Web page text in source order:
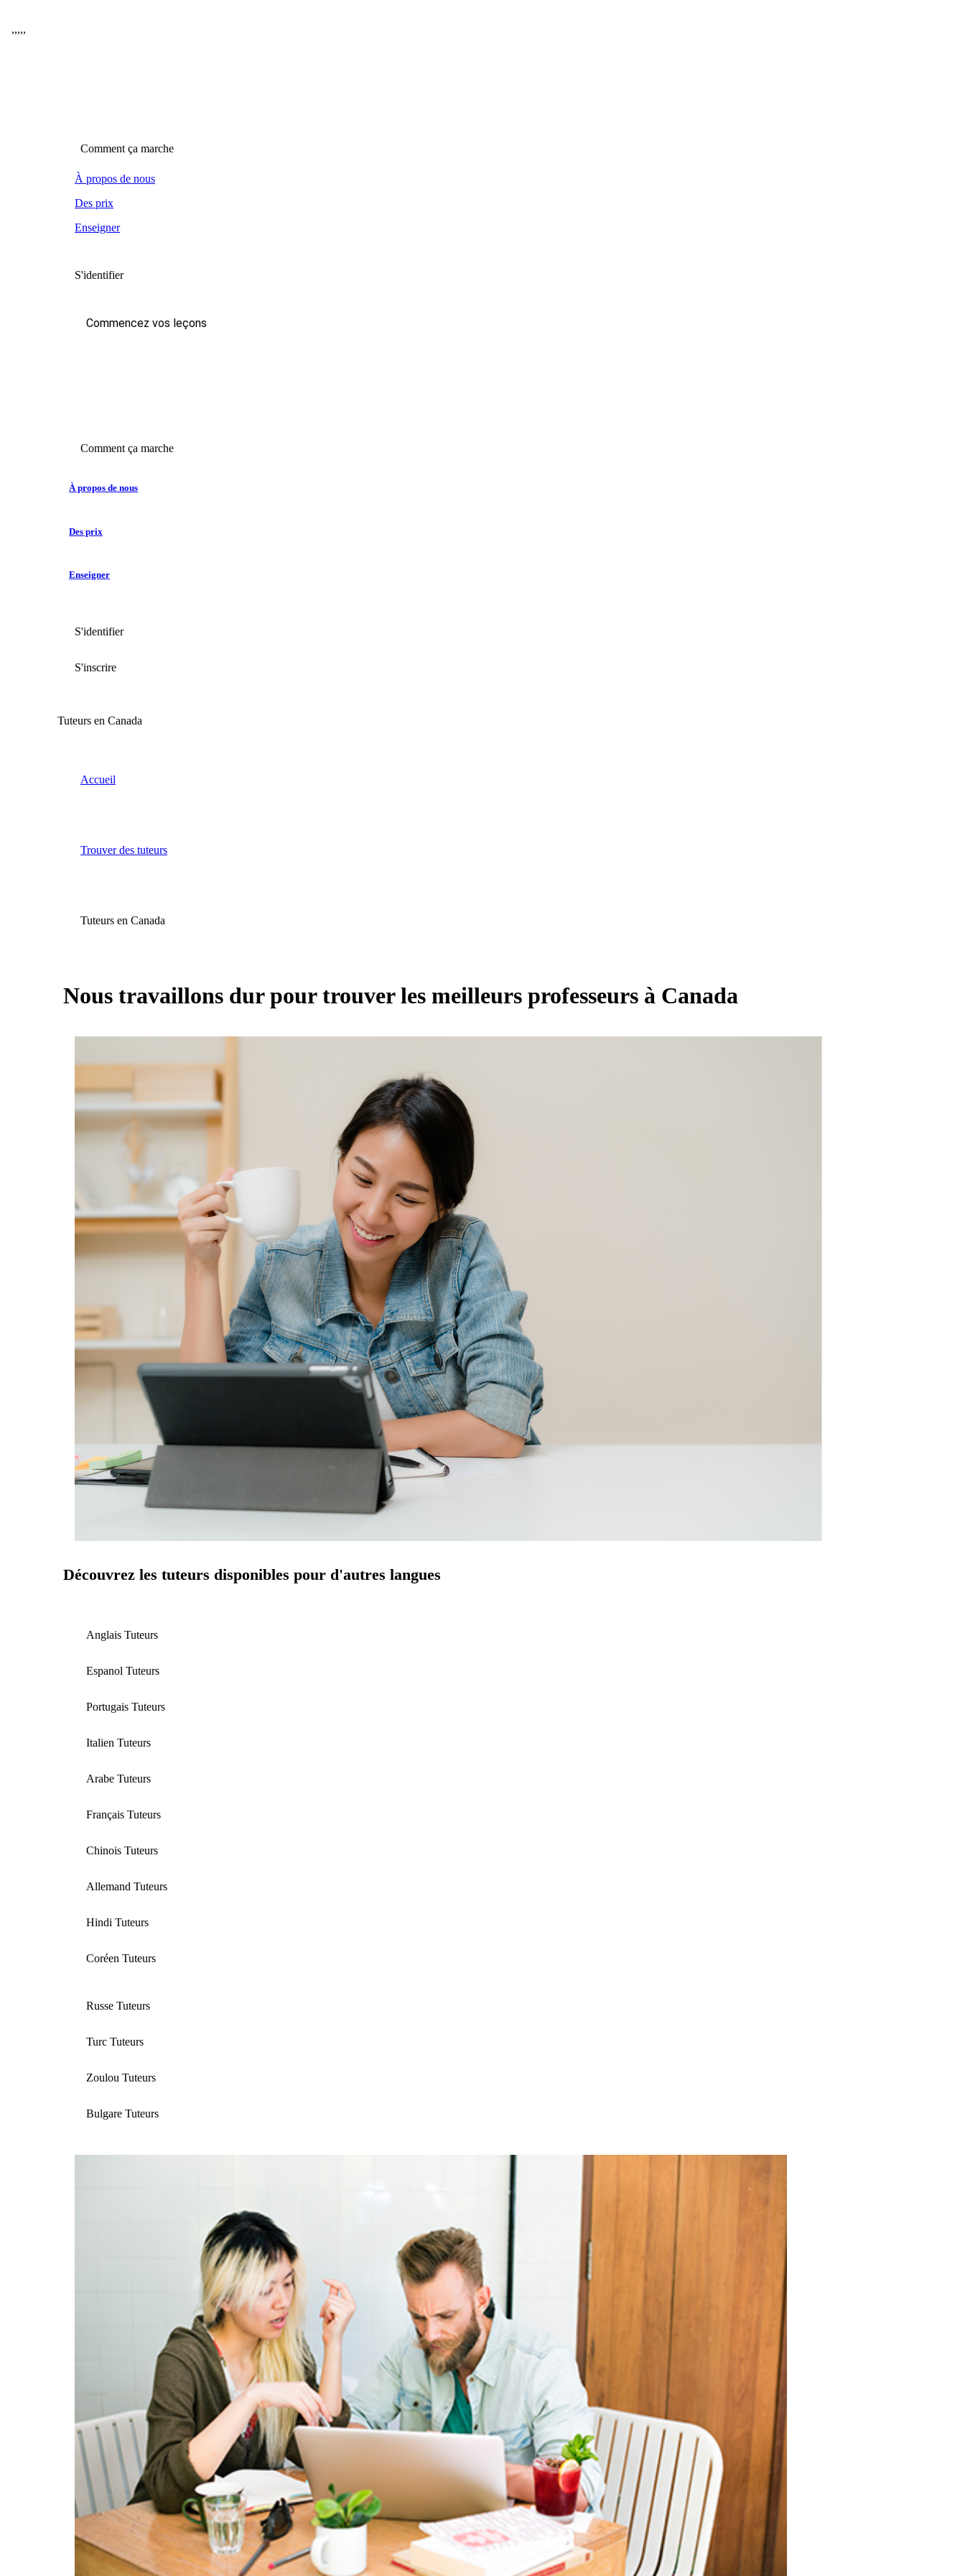
,,,,,
Comment ça marche
À propos de nous
Des prix
Enseigner
S'identifier
Commencez vos leçons
Comment ça marche
À propos de nous
Des prix
Enseigner
S'identifier
S'inscrire
Tuteurs en Canada
Accueil
Trouver des tuteurs
Tuteurs en Canada
Nous travaillons dur pour trouver les meilleurs professeurs à Canada
Découvrez les tuteurs disponibles pour d'autres langues
Anglais Tuteurs
Espanol Tuteurs
Portugais Tuteurs
Italien Tuteurs
Arabe Tuteurs
Français Tuteurs
Chinois Tuteurs
Allemand Tuteurs
Hindi Tuteurs
Coréen Tuteurs
Russe Tuteurs
Turc Tuteurs
Zoulou Tuteurs
Bulgare Tuteurs